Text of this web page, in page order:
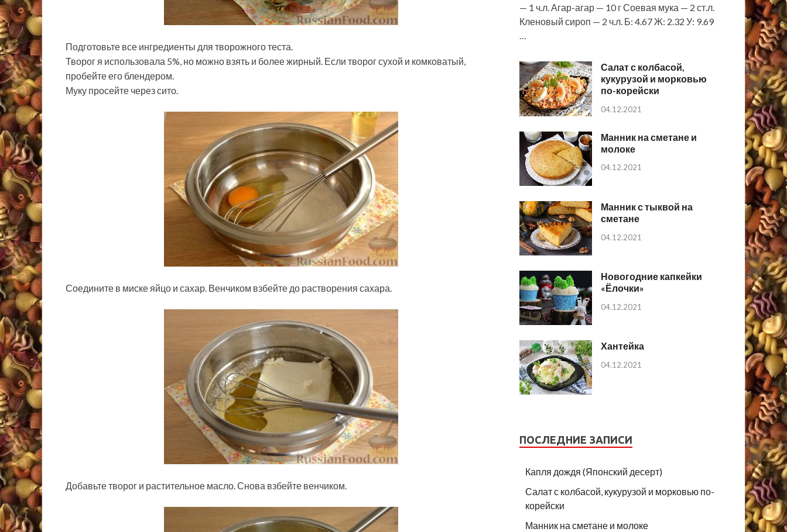
Подготовьте все ингредиенты для творожного теста.
Творог я использовала 5%, но можно взять и более жирный. Если творог сухой и комковатый,
пробейте его блендером.
Муку просейте через сито.
Соедините в миске яйцо и сахар. Венчиком взбейте до растворения сахара.
Добавьте творог и растительное масло. Снова взбейте венчиком.
— 1 ч.л. Агар-агар — 10 г Соевая мука — 2 ст.л.
Кленовый сироп — 2 ч.л. Б: 4.67 Ж: 2.32 У: 9.69
…
Салат с колбасой,
кукурузой и морковью
по-корейски
04.12.2021
Манник на сметане и
молоке
04.12.2021
Манник с тыквой на
сметане
04.12.2021
Новогодние капкейки
«Ёлочки»
04.12.2021
Хантейка
04.12.2021
ПОСЛЕДНИЕ ЗАПИСИ
Капля дождя (Японский десерт)
Салат с колбасой, кукурузой и морковью по-
корейски
Манник на сметане и молоке